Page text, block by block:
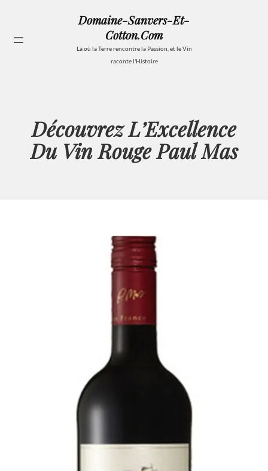
contenu
Domaine-Sanvers-Et-
Cotton.com
Là où la Terre rencontre la Passion, et le Vin
raconte l'Histoire
Découvrez L’Excellence
Du Vin Rouge Paul Mas